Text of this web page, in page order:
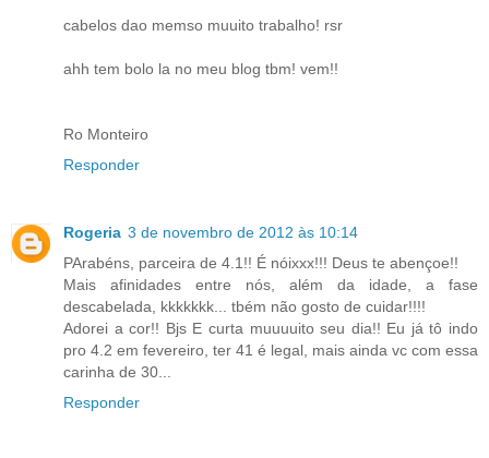
cabelos dao memso muuito trabalho! rsr
ahh tem bolo la no meu blog tbm! vem!!
Ro Monteiro
Responder
Rogeria 3 de novembro de 2012 às 10:14
PArabéns, parceira de 4.1!! É nóixxx!!! Deus te abençoe!!
Mais afinidades entre nós, além da idade, a fase
descabelada, kkkkkkk... tbém não gosto de cuidar!!!!
Adorei a cor!! Bjs E curta muuuuito seu dia!! Eu já tô indo
pro 4.2 em fevereiro, ter 41 é legal, mais ainda vc com essa
carinha de 30...
Responder